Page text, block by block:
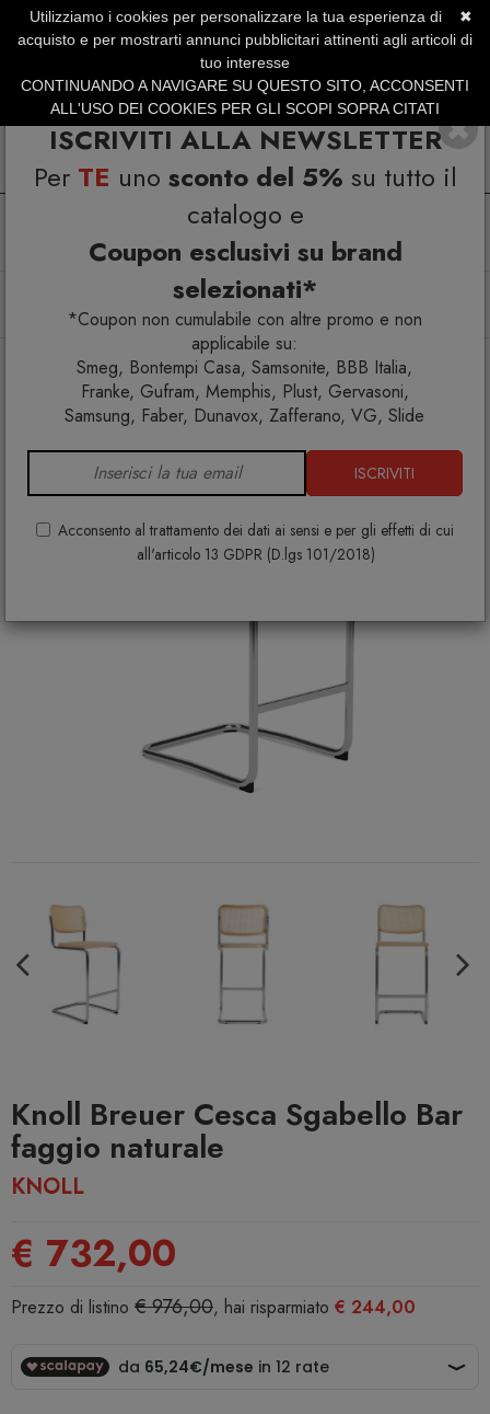
ISCRIVITI ALLA NEWSLETTER
Per TE uno sconto del 5% su tutto il
catalogo e
Coupon esclusivi su brand
selezionati*
*Coupon non cumulabile con altre promo e non
applicabile su:
Smeg, Bontempi Casa, Samsonite, BBB Italia,
Franke, Gufram, Memphis, Plust, Gervasoni,
Samsung, Faber, Dunavox, Zafferano, VG, Slide
ISCRIVITI
Acconsento al trattamento dei dati ai sensi e per gli effetti di cui
all'articolo 13 GDPR (D.lgs 101/2018)
SERVIZIO CLIENTI +39.0773.470.562
SUMMER SALES | Fino al 40% di Sconto
Arredo interno Sgabelli
Knoll Breuer Cesca Sgabello Bar faggio naturale
Knoll Breuer Cesca Sgabello Bar
faggio naturale
KNOLL
€ 732,00
Prezzo di listino € 976,00, hai risparmiato € 244,00
✖
Utilizziamo i cookies per personalizzare la tua esperienza di
acquisto e per mostrarti annunci pubblicitari attinenti agli articoli di
tuo interesse
CONTINUANDO A NAVIGARE SU QUESTO SITO, ACCONSENTI
ALL'USO DEI COOKIES PER GLI SCOPI SOPRA CITATI